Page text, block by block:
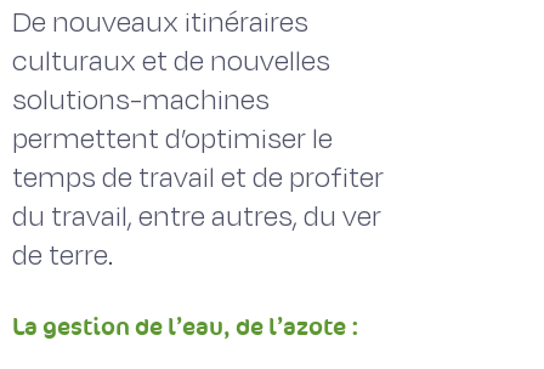
De nouveaux itinéraires
culturaux et de nouvelles
solutions-machines
permettent d’optimiser le
temps de travail et de profiter
du travail, entre autres, du ver
de terre.
La gestion de l’eau, de l’azote :